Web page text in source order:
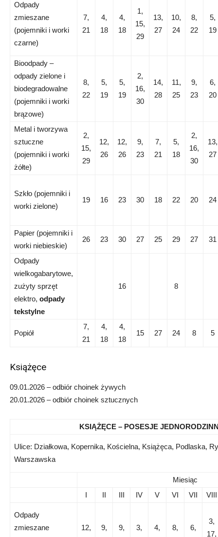
Odpady
zmieszane
(pojemniki i worki
czarne)
7,
21
4,
18
4,
18
1,
15,
29
13,
27
10,
24
8,
22
5,
19
Bioodpady –
odpady zielone i
biodegradowalne
(pojemniki i worki
brązowe)
8,
22
5,
19
5,
19
2,
16,
30
14,
28
11,
25
9,
23
6,
20
Metal i tworzywa
sztuczne
(pojemniki i worki
żółte)
2,
15,
29
12,
26
12,
26
9,
23
7,
21
5,
18
2,
16,
30
13,
27
Szkło (pojemniki i
worki zielone)
19 16 23 30 18 22 20 24
Papier (pojemniki i
worki niebieskie)
26 23 30 27 25 29 27 31
Odpady
wielkogabarytowe,
zużyty sprzęt
elektro, odpady
tekstylne
16 8
Popiół
7,
21
4,
18
4,
18
15 27 24 8 5
Książęce
09.01.2026 – odbiór choinek żywych
20.01.2026 – odbiór choinek sztucznych
KSIĄŻĘCE – POSESJE
Ulice: Działkowa, Kopernika, Kościelna, Książęca, Podlaska,
Warszawska
Miesiąc
I
II III IV V VI VII VIII
Odpady
zmieszane
12,
9,
9,
3,
4,
8,
6,
3,
17,